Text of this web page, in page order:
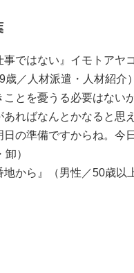
事ではない』イモトア
／人材派遣・人材紹介）
ことを憂うる必要はな
ればなんとかなると思
日の準備ですからね。
）
から』（男性／50歳以